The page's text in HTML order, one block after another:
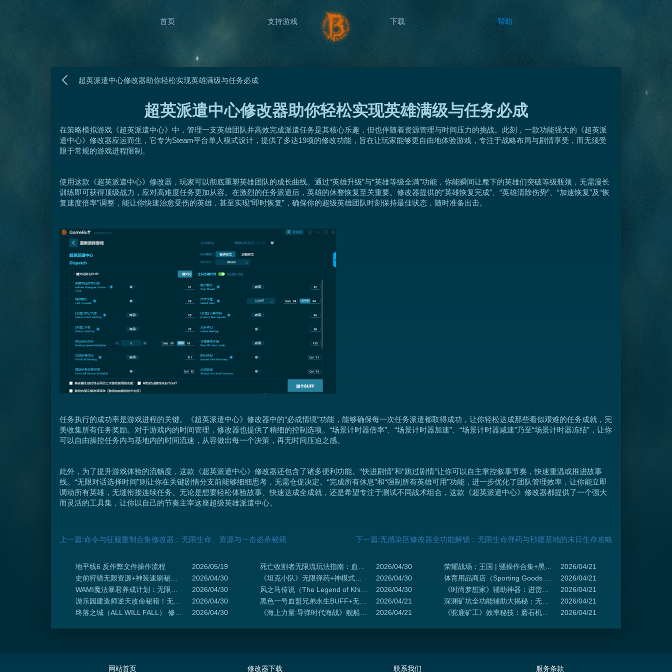
首页 支持游戏 下载 帮助
超英派遣中心修改器助你轻松实现英雄满级与任务必成
超英派遣中心修改器助你轻松实现英雄满级与任务必成
在策略模拟游戏《超英派遣中心》中，管理一支英雄团队并高效完成派遣任务是其核心乐趣，但也伴随着资源管理与时间压力的挑战。此刻，一款功能强大的《超英派
遣中心》修改器应运而生，它专为Steam平台单人模式设计，提供了多达19项的修改功能，旨在让玩家能够更自由地体验游戏，专注于战略布局与剧情享受，而无须受
限于常规的游戏进程限制。
使用这款《超英派遣中心》修改器，玩家可以彻底重塑英雄团队的成长曲线。通过“英雄升级”与“英雄等级全满”功能，你能瞬间让麾下的英雄们突破等级瓶颈，无需漫长
训练即可获得顶级战力，应对高难度任务更加从容。在激烈的任务派遣后，英雄的休整恢复至关重要。修改器提供的“英雄恢复完成”、“英雄清除伤势”、“加速恢复”及“恢
复速度倍率”调整，能让你快速治愈受伤的英雄，甚至实现“即时恢复”，确保你的超级英雄团队时刻保持最佳状态，随时准备出击。
任务执行的成功率是游戏进程的关键。《超英派遣中心》修改器中的“必成情境”功能，能够确保每一次任务派遣都取得成功，让你轻松达成那些看似艰难的任务成就，完
美收集所有任务奖励。对于游戏内的时间管理，修改器也提供了精细的控制选项。“场景计时器倍率”、“场景计时器加速”、“场景计时器减速”乃至“场景计时器冻结”，让你
可以自由操控任务内与基地内的时间流速，从容做出每一个决策，再无时间压迫之感。
此外，为了提升游戏体验的流畅度，这款《超英派遣中心》修改器还包含了诸多便利功能。“快进剧情”和“跳过剧情”让你可以自主掌控叙事节奏，快速重温或推进故事
线。“无限对话选择时间”则让你在关键剧情分支前能够细细思考，无需仓促决定。“完成所有休息”和“强制所有英雄可用”功能，进一步优化了团队管理效率，让你能立即
调动所有英雄，无缝衔接连续任务。无论是想要轻松体验故事、快速达成全成就，还是希望专注于测试不同战术组合，这款《超英派遣中心》修改器都提供了一个强大
而灵活的工具集，让你以自己的节奏主宰这座超级英雄派遣中心。
上一篇:命令与征服重制合集修改器：无限生命、资源与一击必杀秘籍 下一篇:无感染区修改器全功能解锁：无限生命弹药与秒建基地的末日生存攻略
地平线6 反作弊文件操作流程
2026/05/19
2026/04/30
2026/04/30
2026/04/30
2026/04/30
2026/04/30
《坦克小队》无限弹药+神模式！战场永动机爽翻二战前线
2026/04/30
风之马传说（The Legend of Khiimori） 修改器-普通模式35项修改-支持[玩家] 无限生命, [玩家] 无天气伤害, [玩家] 无限耐力等功能
2026/04/30
黑色一号血盟兄弟永生BUFF+无限弹药 硬核战术爽翻天
2026/04/21
《海上力量:导弹时代海战》舰船生存秘技+战术爆发辅助解锁冷战制海权
2026/04/21
2026/04/21
2026/04/21
2026/04/21
2026/04/21
2026/04/21
网站首页 修改器下载 联系我们 服务条款